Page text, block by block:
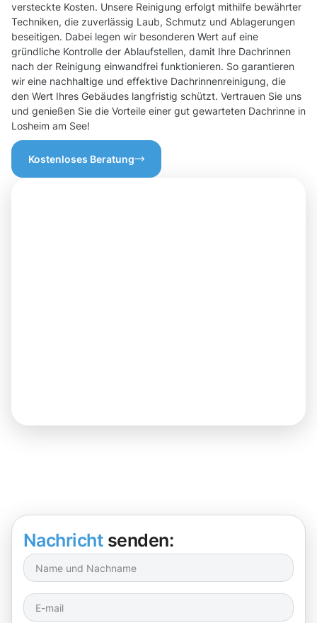
versteckte Kosten. Unsere Reinigung erfolgt mithilfe bewährter
Techniken, die zuverlässig Laub, Schmutz und Ablagerungen
beseitigen. Dabei legen wir besonderen Wert auf eine
gründliche Kontrolle der Ablaufstellen, damit Ihre Dachrinnen
nach der Reinigung einwandfrei funktionieren. So garantieren
wir eine nachhaltige und effektive Dachrinnenreinigung, die
den Wert Ihres Gebäudes langfristig schützt. Vertrauen Sie uns
und genießen Sie die Vorteile einer gut gewarteten Dachrinne in
Losheim am See!
Kostenloses Beratung
Nachricht senden: